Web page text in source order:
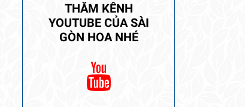
THĂM KÊNH
YOUTUBE CỦA SÀI
GÒN HOA NHÉ